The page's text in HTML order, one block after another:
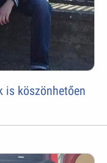
is köszönhetően